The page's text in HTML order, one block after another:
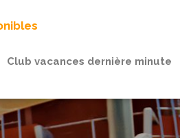
Club vacances dernière minute